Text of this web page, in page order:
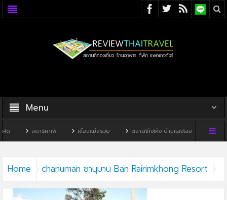
Menu
สตาร์คาเฟ่ เขื่อนแม่สรวย ตลาดโก้งโค้ง บ้านแสงโสม ทิวผาค
Home chanuman ชานุมาน Ban Rairimkhong Resort
chanuman ชานุมาน Ban Rairimkhong Resort5